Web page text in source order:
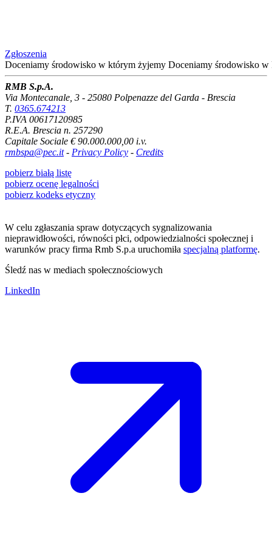
Zgłoszenia
Doceniamy środowisko w którym żyjemy Doceniamy środowisko w
RMB S.p.A.
Via Montecanale, 3 - 25080 Polpenazze del Garda - Brescia
T. 0365.674213
P.IVA 00617120985
R.E.A. Brescia n. 257290
Capitale Sociale € 90.000.000,00 i.v.
rmbspa@pec.it- Privacy Policy - Credits
pobierz białą listę
pobierz ocenę legalności
pobierz kodeks etyczny
W celu zgłaszania spraw dotyczących sygnalizowania
nieprawidłowości, równości płci, odpowiedzialności społecznej i
warunków pracy firma Rmb S.p.a uruchomiła specjalną platformę.
Śledź nas w mediach społecznościowych
LinkedIn